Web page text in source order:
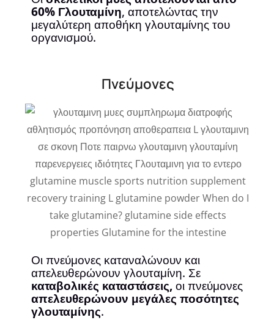
60% Γλουταμίνη, αποτελώντας την
μεγαλύτερη αποθήκη γλουταμίνης του
οργανισμού.
Πνεύμονες
Οι πνεύμονες καταναλώνουν και
απελευθερώνουν γλουταμίνη. Σε
καταβολικές καταστάσεις,οι πνεύμονες
απελευθερώνουν μεγάλες ποσότητες
γλουταμίνης.